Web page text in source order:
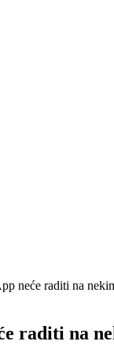
neće raditi na
raditi na